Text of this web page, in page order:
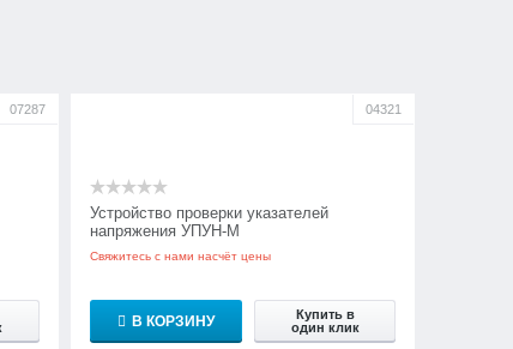
07287 04321
Устройство проверки указателей
напряжения УПУН-М
Свяжитесь с нами насчёт цены
В КОРЗИНУ
Купить в
один клик